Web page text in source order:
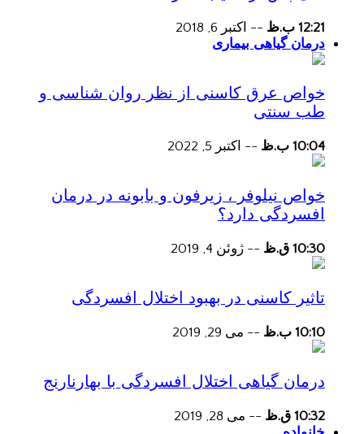
12:21 ب.ظ -- اکتبر 6, 2018
درمان گیاهی بیماری
خواص عرق کاسنی از نظر روان شناسی و
طب سنتی
10:04 ب.ظ -- اکتبر 5, 2022
خواص نیلوفر ، زیرفون و بابونه در درمان
افسردگی دارد؟
10:30 ق.ظ -- ژوئن 4, 2019
تاثیر کاسنی در بهبود اختلال افسردگی
10:10 ب.ظ -- می 29, 2019
درمان گیاهی اختلال افسردگی با بهارنارنج
10:32 ق.ظ -- می 28, 2019